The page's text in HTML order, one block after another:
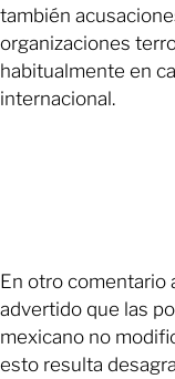
también
organizaciones
habitualmente en
internacional.
En otro comentario
advertido que las
mexicano no
esto resulta